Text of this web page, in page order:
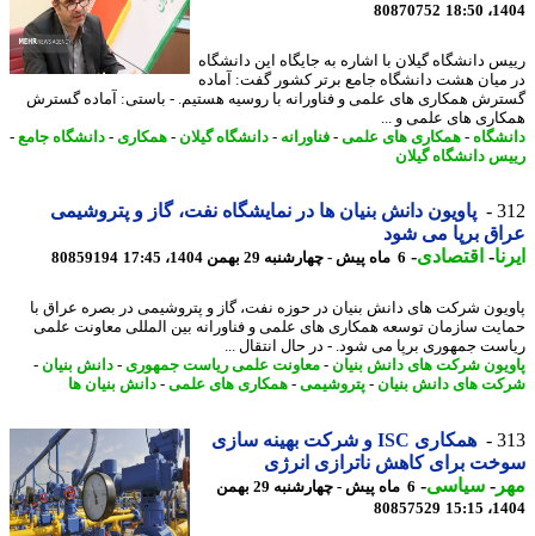
80870752
دانشگاه گیلان با اشاره به جایگاه این دانشگاه
هشت دانشگاه جامع برتر کشور گفت: آماده
همکاری های علمی و فناورانه با روسیه هستیم. - باستی: آماده گسترش
های علمی و ...
-همکاری های علمی-فناورانه- دانشگاه گیلان-همکاری- دانشگاه جامع-
دانشگاه گیلان
پاویون دانش بنیان ها در نمایشگاه نفت، گاز و پتروشیمی
برپا می شود
-اقتصادی-6 ماه پیش - چهارشنبه 29 بهمن 1404، 17:45 80859194
شرکت های دانش بنیان در حوزه نفت، گاز و پتروشیمی در بصره عراق با
سازمان توسعه همکاری های علمی و فناورانه بین المللی معاونت علمی
جمهوری برپا می شود. - در ﺣﺎل اﻧﺘﻘﺎل ...
شرکت های دانش بنیان-معاونت علمی ریاست جمهوری- دانش بنیان-
های دانش بنیان-پتروشیمی-همکاری های علمی-دانش بنیان ها
همکاری ISC و شرکت بهینه سازی
برای کاهش ناترازی انرژی
-سیاسی-
6 ماه پیش - چهارشنبه 29 بهمن
80857529